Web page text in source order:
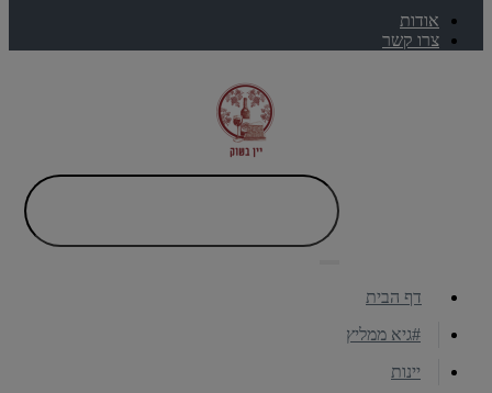
אודות
צרו קשר
דף הבית
#גיא ממליץ
יינות